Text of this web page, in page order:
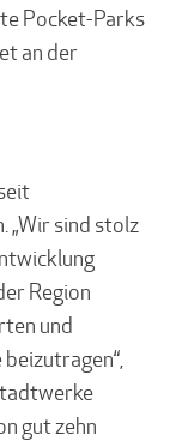
Pocket-Parks
an der
„Wir sind stolz
Region
und
gut zehn